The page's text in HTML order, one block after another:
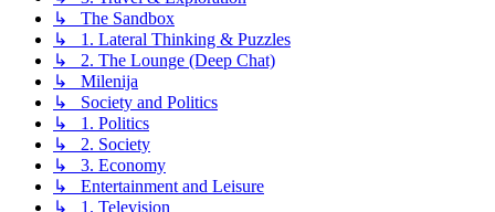
↳ The Sandbox
↳ 1. Lateral Thinking & Puzzles
↳ 2. The Lounge (Deep Chat)
↳ Milenija
↳ Society and Politics
↳ 1. Politics
↳ 2. Society
↳ 3. Economy
↳ Entertainment and Leisure
↳ 1. Television